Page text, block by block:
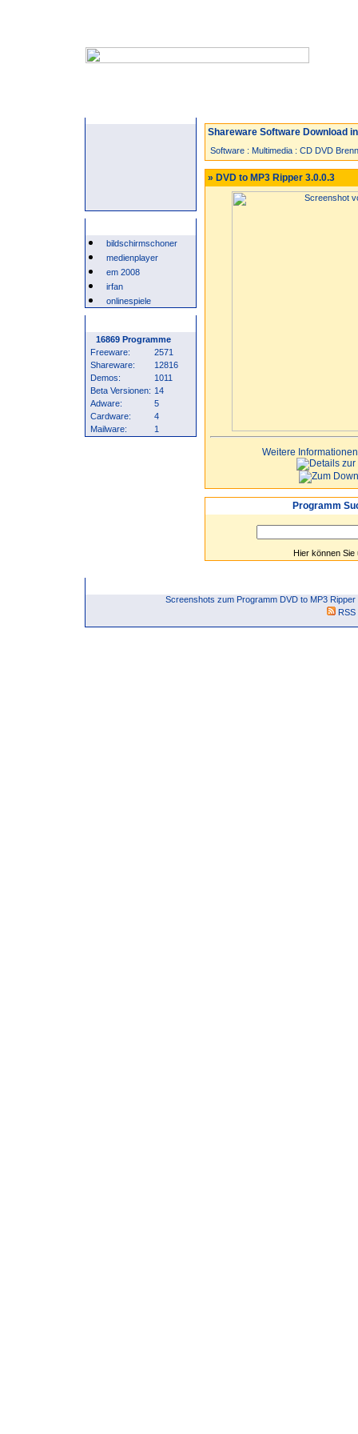
bildschirmschoner
medienplayer
em 2008
irfan
onlinespiele
16869 Programme
Freeware:
2571
Shareware:
12816
Demos:
1011
Beta Versionen: 14
Adware:
5
Cardware:
4
Mailware:
1
Shareware Software Download
Software : Multimedia : CD DVD
» DVD to MP3 Ripper 3.0.0.3
Weitere
Programm
Hier können
Screenshots zum Programm DVD to MP3